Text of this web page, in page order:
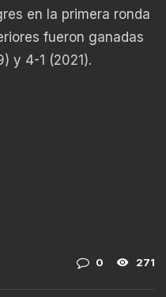
en la primera ronda
fueron ganadas
y 4-1 (2021).
0 271